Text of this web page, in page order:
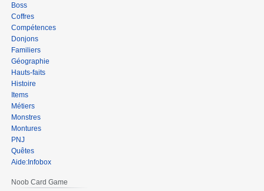
Boss
Coffres
Compétences
Donjons
Familiers
Géographie
Hauts-faits
Histoire
Items
Métiers
Monstres
Montures
PNJ
Quêtes
Aide:Infobox
Noob Card Game